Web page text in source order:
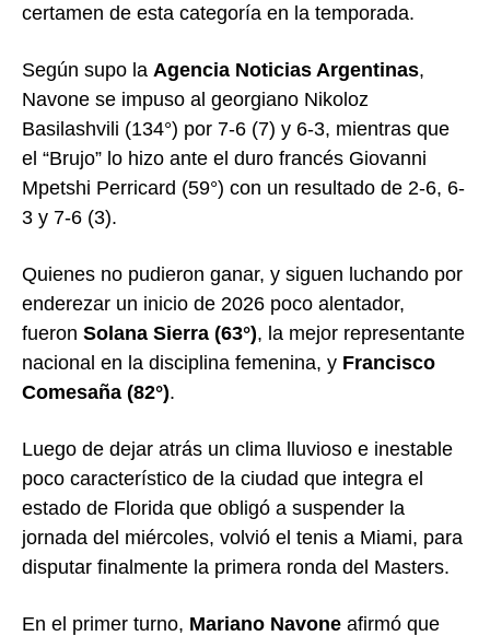
certamen de esta categoría en la temporada.
Según supo la Agencia Noticias Argentinas,
Navone se impuso al georgiano Nikoloz
Basilashvili (134°) por 7-6 (7) y 6-3, mientras que
el “Brujo” lo hizo ante el duro francés Giovanni
Mpetshi Perricard (59°) con un resultado de 2-6, 6-
3 y 7-6 (3).
Quienes no pudieron ganar, y siguen luchando por
enderezar un inicio de 2026 poco alentador,
fueron Solana Sierra (63°), la mejor representante
nacional en la disciplina femenina, y Francisco
Comesaña (82°).
Luego de dejar atrás un clima lluvioso e inestable
poco característico de la ciudad que integra el
estado de Florida que obligó a suspender la
jornada del miércoles, volvió el tenis a Miami, para
disputar finalmente la primera ronda del Masters.
En el primer turno, Mariano Navone afirmó que